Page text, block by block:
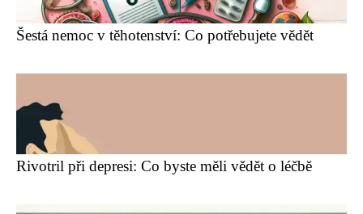
Šestá nemoc v těhotenství: Co potřebujete vědět
Rivotril při depresi: Co byste měli vědět o léčbě